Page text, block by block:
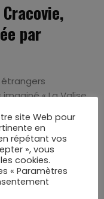
par
« La Valise
site Web pour
en
répétant vos
», vous
cookies.
« Paramètres